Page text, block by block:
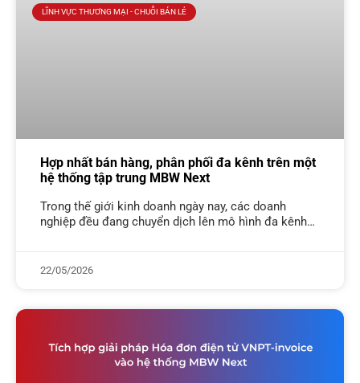
LĨNH VỰC THƯƠNG MẠI - CHUỖI BÁN LẺ
Hợp nhất bán hàng, phân phối đa kênh trên một
hệ thống tập trung MBW Next
Trong thế giới kinh doanh ngày nay, các doanh
nghiệp đều đang chuyển dịch lên mô hình đa kênh
22/05/2026